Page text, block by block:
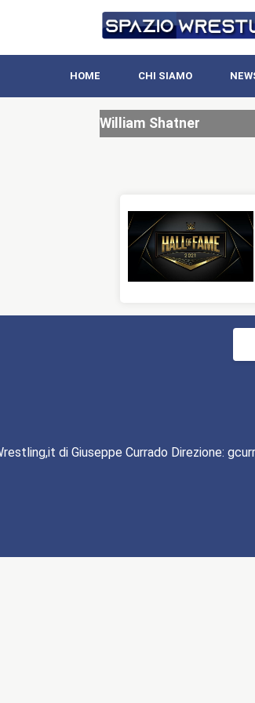
HOME CHI SIAMO
William Shatner
di Giuseppe Currado Direzione: